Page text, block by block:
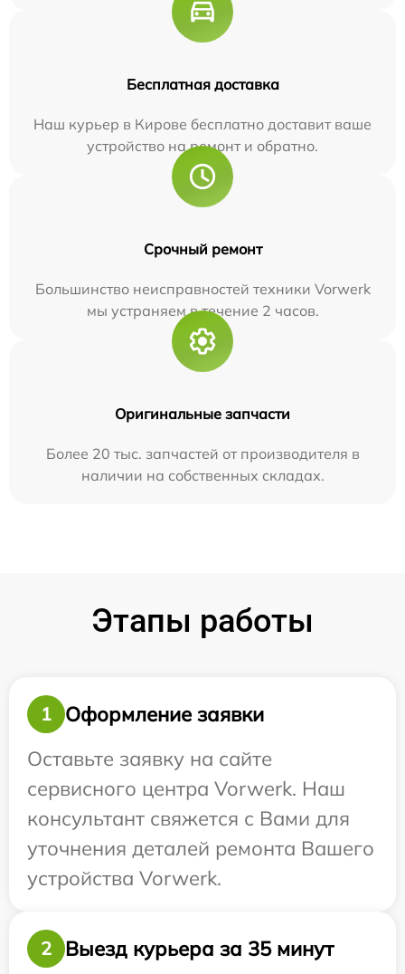
Бесплатная доставка
Наш курьер в Кирове бесплатно доставит ваше
устройство на ремонт и обратно.
Срочный ремонт
Большинство неисправностей техники Vorwerk
мы устраняем в течение 2 часов.
Оригинальные запчасти
Более 20 тыс. запчастей от производителя в
наличии на собственных складах.
Этапы работы
1
Оформление заявки
Оставьте заявку на сайте
сервисного центра Vorwerk. Наш
консультант свяжется с Вами для
уточнения деталей ремонта Вашего
устройства Vorwerk.
2
Выезд курьера за 35 минут